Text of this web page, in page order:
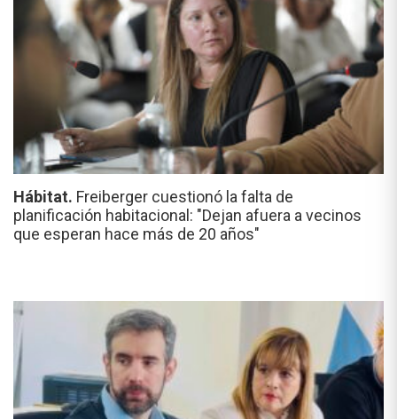
Hábitat. Freiberger cuestionó la falta de
planificación habitacional: "Dejan afuera a vecinos
que esperan hace más de 20 años"